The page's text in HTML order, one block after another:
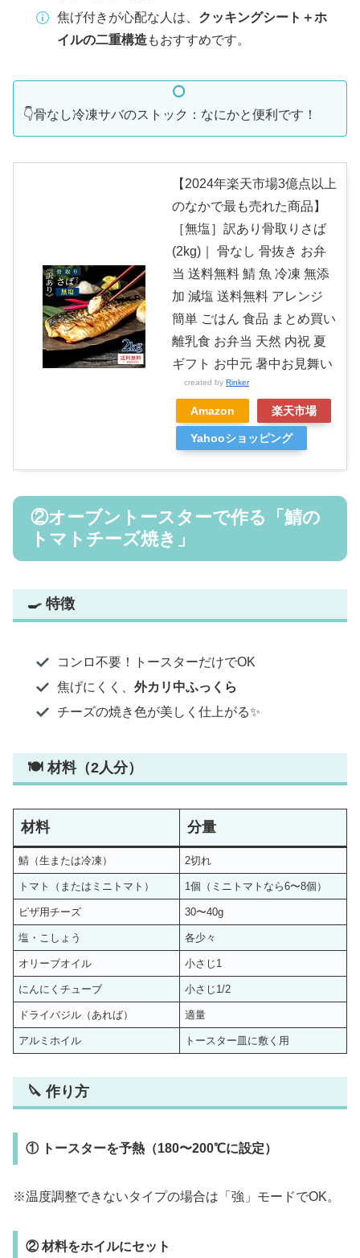
焦げ付きが心配な人は、 クッキングシート＋ホ
イルの二重構造もおすすめです。
👇骨なし冷凍サバのストック：なにかと便利です！
【2024年楽天市場3億点以上
のなかで最も売れた商品】
［無塩］訳あり骨取りさば
(2kg)｜ 骨なし 骨抜き お弁
当 送料無料 鯖 魚 冷凍 無添
加 減塩 送料無料 アレンジ
簡単 ごはん 食品 まとめ買い
離乳食 お弁当 天然 内祝 夏
ギフト お中元 暑中お見舞い
created by Rinker
Amazon 楽天市場
Yahooショッピング
②オーブントースターで作る「鯖の
トマトチーズ焼き」
🍳 特徴
コンロ不要！トースターだけでOK
焦げにくく、 外カリ中ふっくら
チーズの焼き色が美しく仕上がる✨
🍽 材料（2人分）
材料 分量
鯖（生または冷凍） 2切れ
トマト（またはミニトマト） 1個（ミニトマトなら6〜8個）
ピザ用チーズ 30〜40g
塩・こしょう 各少々
オリーブオイル 小さじ1
にんにくチューブ 小さじ1/2
ドライバジル（あれば） 適量
アルミホイル トースター皿に敷く用
🔪 作り方
① トースターを予熱（180〜200℃に設定）
※温度調整できないタイプの場合は「強」モードでOK。
② 材料をホイルにセット